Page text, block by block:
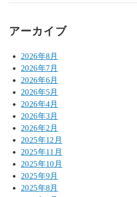
アーカイブ
2026年8月
2026年7月
2026年6月
2026年5月
2026年4月
2026年3月
2026年2月
2025年12月
2025年11月
2025年10月
2025年9月
2025年8月